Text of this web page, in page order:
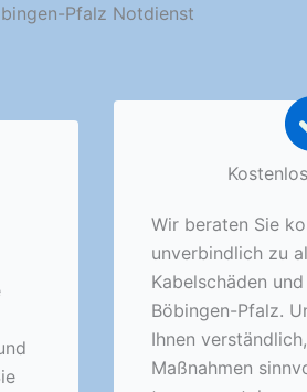
Pfalz Notdienst
Wir beraten Sie
unverbindlich zu
Kabelschäden
Böbingen-Pfalz.
Ihnen
Maßnahmen